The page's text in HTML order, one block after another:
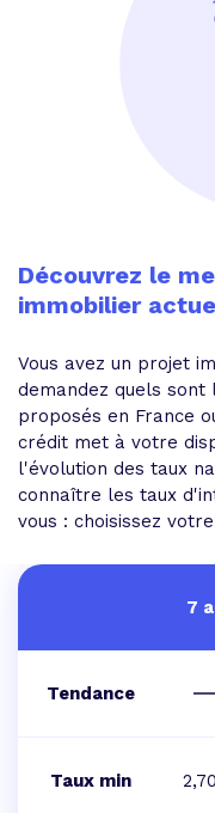
Découvrez le
immobilier
Vous avez un projet
demandez quels
proposés en France
crédit met à votre
l'évolution des taux
connaître les taux
vous : choisissez
7
Tendance
Taux min